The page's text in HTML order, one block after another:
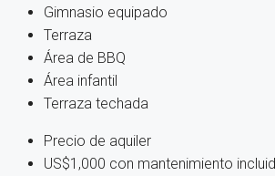
Gimnasio equipado
Terraza
Área de BBQ
Área infantil
Terraza techada
Precio de aquiler
US$1,000 con mantenimiento incluid